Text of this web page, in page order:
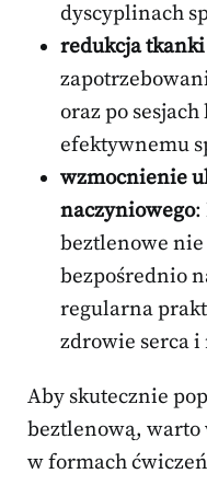
dyscyplinach
redukcja tkanki
oraz po
efektywnemu
wzmocnienie
naczyniowego:
beztlenowe
bezpośrednio
regularna
zdrowie serca
Aby skutecznie
beztlenową, warto
w formach